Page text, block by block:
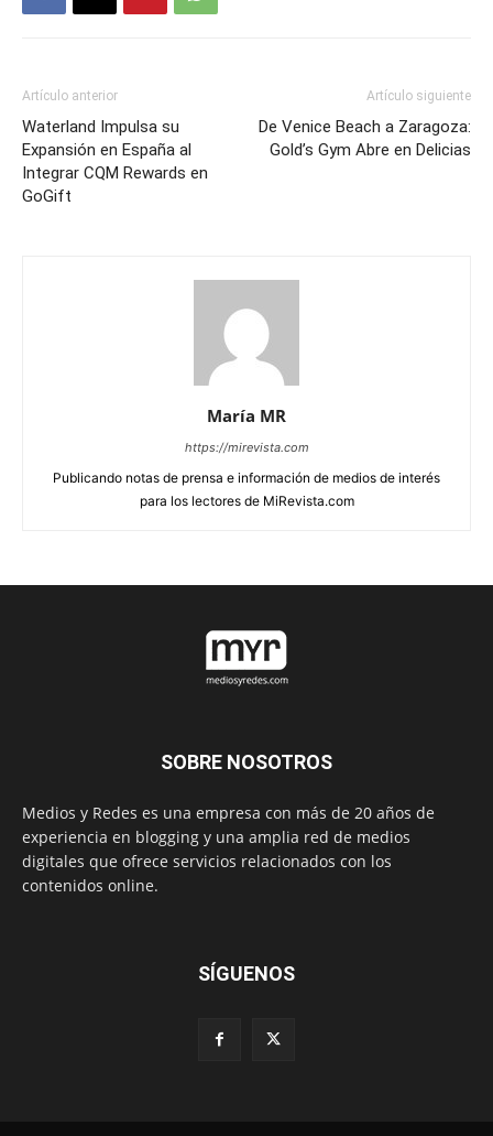
Artículo anterior
Waterland Impulsa su
Expansión en España al
Integrar CQM Rewards en
GoGift
Artículo siguiente
De Venice Beach a Zaragoza:
Gold’s Gym Abre en Delicias
María MR
https://mirevista.com
Publicando notas de prensa e información de medios de interés
para los lectores de MiRevista.com
SOBRE NOSOTROS
Medios y Redes es una empresa con más de 20 años de
experiencia en blogging y una amplia red de medios
digitales que ofrece servicios relacionados con los
contenidos online.
SÍGUENOS